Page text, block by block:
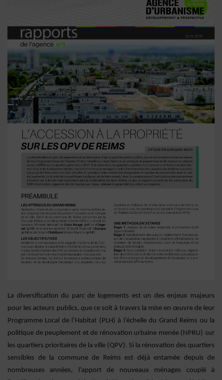
La diversification du parc de logements est un des enjeux majeurs
pour les acteurs publics, que ce soit à travers la mise en œuvre de leur
Programme Local de l’Habitat (PLH) à l’échelle du Grand Reims ou la
politique de peuplement et de rénovation urbaine menée (NPRU) sur
les quartiers prioritaires de la ville (QPV). Si la rénovation des quartiers
sensibles de la commune de Reims est déjà entamée depuis de
nombreuses années, l’apport de nouveaux ménages couplé à